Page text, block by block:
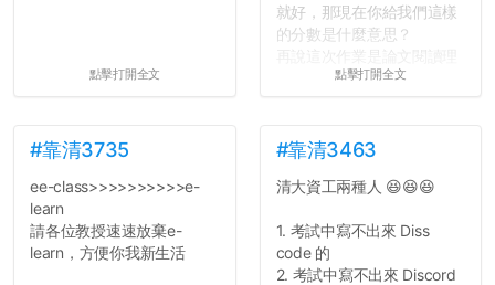
點擊打開全文
就好，那現在你給我們這樣
的分數是什麼意思？
解與評論，既然已經寫下實
對論文的評論10分？！...
點擊打開全文
#靠清3735
ee-class>>>>>>>>>>e-
learn
請各位教授速速放棄e-
learn，方便你我新生活
#靠清3463
清大資工兩種人 😆😆😆
1. 考試中寫不出來 Diss
code 的
2. 考試中寫不出來 Discord